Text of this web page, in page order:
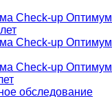
Check-up Оптимум
Check-up Оптимум
Check-up Оптимум
обследование